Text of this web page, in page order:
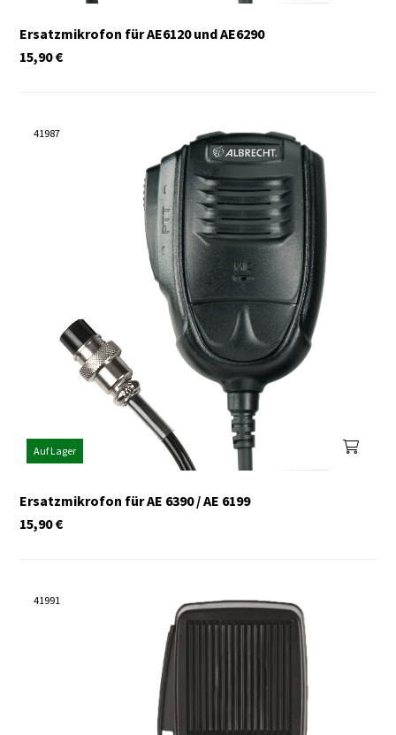
Ersatzmikrofon für AE6120 und AE6290
€
15,90
41987
Auf Lager
Ersatzmikrofon für AE 6390 / AE 6199
€
15,90
41991